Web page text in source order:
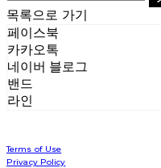
목록으로 가기
페이스북
카카오톡
네이버 블로그
밴드
라인
Terms of Use
Privacy Policy